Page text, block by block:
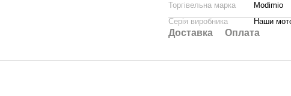
Торгівельна марка
Modimio
Серія виробника
Наши
Доставка Оплата